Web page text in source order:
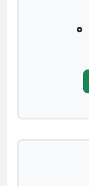
0